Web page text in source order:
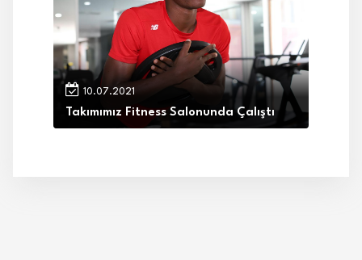
10.07.2021
Takımımız Fitness Salonunda Çalıştı